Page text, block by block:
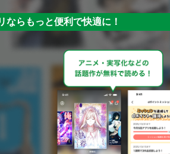
ならもっと便利で快適に！